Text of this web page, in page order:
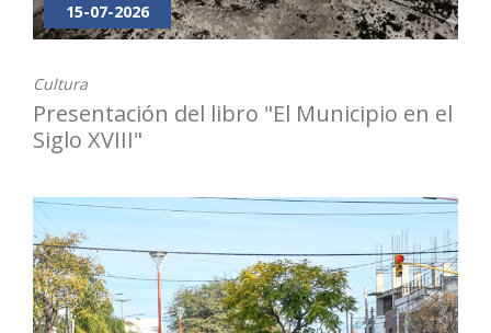
15-07-2026
Cultura
Presentación del libro "El Municipio en el
Siglo XVIII"